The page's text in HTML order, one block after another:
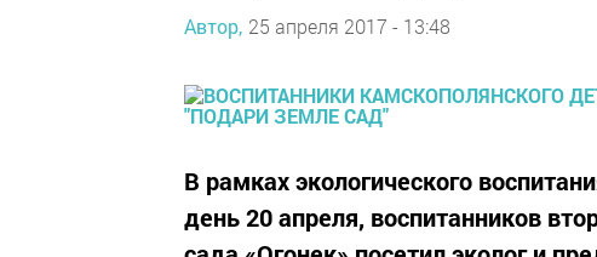
Автор, 25 апреля 2017 - 13:48
В рамках экологического
день 20 апреля, воспитанников